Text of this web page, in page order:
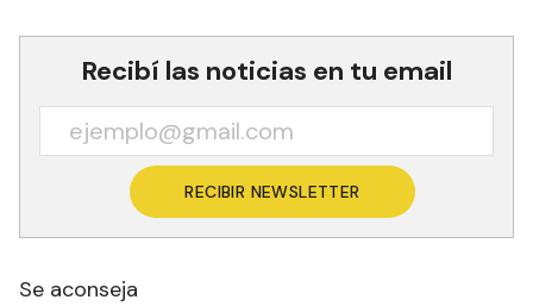
Recibí las noticias en tu email
RECIBIR NEWSLETTER
Se aconseja